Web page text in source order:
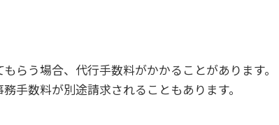
らう場合、代行手数料がかかることがあります。
手数料が別途請求されることもあります。